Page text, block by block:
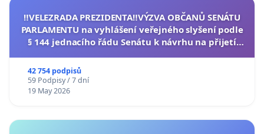
‼️VELEZRADA PREZIDENTA‼️VÝZVA OBČANŮ SENÁTU
PARLAMENTU na vyhlášení veřejného slyšení podle
§ 144 jednacího řádu Senátu k návrhu na přijetí
42 754 podpisů
59 Podpisy / 7 dní
19 May 2026